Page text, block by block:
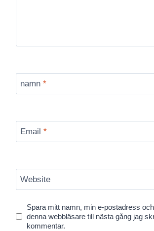
namn *
Email *
Website
Spara mitt namn, min e-postadress
denna webbläsare till nästa gång jag
kommentar.